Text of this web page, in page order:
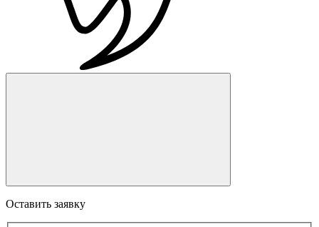
Оставить заявку